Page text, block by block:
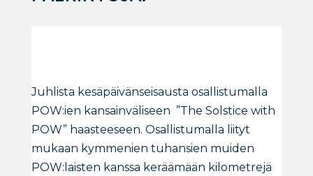
Juhlista kesäpäivänseisausta osallistumalla
POW:ien kansainväliseen ”The Solstice with
POW” haasteeseen. Osallistumalla liityt
mukaan kymmenien tuhansien muiden
POW:laisten kanssa keräämään kilometrejä